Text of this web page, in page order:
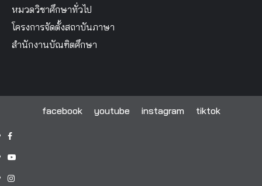
หมวดวิชาศึกษาทั่วไป
โครงการจัดตั้งสถาบันภาษา
สำนักงานบัณฑิตศึกษา
facebook youtube instagram tiktok
facebook
youtube
instagram